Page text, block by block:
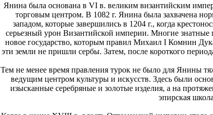
Янина была основана в VI в. великим византийским
торговым центром. В 1082 г. Янина была захвачена
западом, которые завершились в 1204 г., когда
серьезный урон Византийской империи. Многие знатные
новое государство, которым правил Михаил I Комнин
эти земли не пришли сербы. Затем, после короткого
Тем не менее время правления турок не было для Янины
ведущим центром культуры и искусств. Здесь были
изысканные серебряные и золотые изделия, а на
эпирская